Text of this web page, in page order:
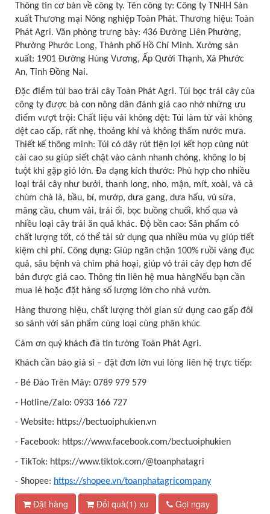
Thông tin cơ bản về công ty. Tên công ty: Công ty TNHH Sản
xuất Thương mại Nông nghiệp Toàn Phát. Thương hiệu: Toàn
Phát Agri. Văn phòng trưng bày: 436 Đường Liên Phường,
Phường Phước Long, Thành phố Hồ Chí Minh. Xưởng sản
xuất: 1901 Đường Hùng Vương, Ấp Qưới Thạnh, Xã Phước
An, Tỉnh Đồng Nai.
Đặc điểm túi bao trái cây Toàn Phát Agri. Túi bọc trái cây của
công ty được bà con nông dân đánh giá cao nhờ những ưu
điểm vượt trội: Chất liệu vải không dệt: Túi làm từ vải không
dệt cao cấp, rất nhẹ, thoáng khí và không thấm nước mưa.
Thiết kế thông minh: Túi có dây rút tiện lợi kết hợp cùng nút
cài cao su giúp siết chặt vào cành nhanh chóng, không lo bị
tuột khi gặp gió lớn. Đa dạng kích thước: Phù hợp cho nhiều
loại trái cây như bưởi, thanh long, nho, mận, mít, xoài, và cả
chùm chà là, bầu, bí, mướp, dưa gang, dưa hấu, vú sữa,
mãng cầu, chum vải, trái ổi, bọc buồng chuối, khổ qua và
nhiều loại cây trái ăn quả khác. Độ bền cao: Sản phẩm có
chất lượng tốt, có thể tái sử dụng qua nhiều mùa vụ giúp tiết
kiệm chi phí. Công dụng: Giúp ngăn chặn 100% ruồi vàng đục
quả, sâu bệnh và chim phá hoại, giúp vỏ trái cây đẹp hơn để
bán được giá cao. Thông tin liên hệ mua hàngNếu bạn cần
mua lẻ hoặc đặt hàng số lượng lớn cho nhà vườn.
Hàng thương hiệu, chất lượng thời gian sử dụng cao gấp đôi
so sánh với sản phẩm cùng loại cùng phân khúc
Cảm ơn quý khách đã tin tưởng Toàn Phát Agri.
Khách cần báo giá sỉ – đặt đơn lớn vui lòng liên hệ trực tiếp:
- Bé Đào Trên Mây: 0789 979 579
- Hotline/Zalo: 0933 166 727
- Website: https://bectuoiphukien.vn
- Facebook: https://www.facebook.com/bectuoiphukien
- TikTok: https://www.tiktok.com/@toanphatagri
- Shopee: https://shopee.vn/toanphatagricompany
Đặt hàng Đổi quà(1) xu Gọi ngay